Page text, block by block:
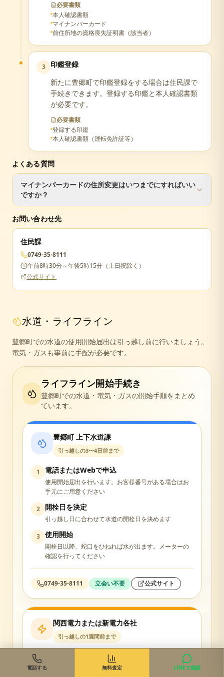
必要書類
本人確認書類
マイナンバーカード
前住所地の資格喪失証明書（該当者）
3 印鑑登録
新たに豊郷町で印鑑登録をする場合は住民課で
手続きできます。登録する印鑑と本人確認書類
が必要です。
必要書類
登録する印鑑
本人確認書類（運転免許証等）
よくある質問
マイナンバーカードの住所変更はいつまでにすればいい
ですか？
過ぎるとカードが失効し、再申請が必要になります。
お問い合わせ先
住民課
0749-35-8111
午前8時30分～午後5時15分（土日祝除く）
公式サイト
水道・ライフライン
豊郷町での水道の使用開始届出は引っ越し前に行いましょう。
電気・ガスも事前に手配が必要です。
ライフライン開始手続き
豊郷町での水道・電気・ガスの開始手順をまとめ
ています。
豊郷町 上下水道課
引っ越しの3〜4日前まで
1 電話またはWebで申込
使用開始届出を行います。お客様番号がある場合はお
手元にご用意ください
2 開栓日を決定
引っ越し日に合わせて水道の開栓日を決めます
3 使用開始
開栓日以降、蛇口をひねれば水が出ます。メーターの
確認を行ってください
0749-35-8111 立会い不要 公式サイト
関西電力または新電力各社
引っ越しの1週間前まで
1 Web・電話で契約申込
関西電力または希望の新電力会社に使用開始の申込を
電話する 無料査定 LINEで相談